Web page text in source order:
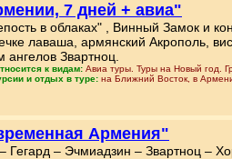
7 дней + авиа"
в облаках" , Винный Замок и
лаваша, армянский Акрополь,
ангелов Звартноц.
к видам: Авиа туры. Туры на Новый год.
и отдых в туре: на Ближний Восток, в
Армения"
Гегард – Эчмиадзин – Звартноц –